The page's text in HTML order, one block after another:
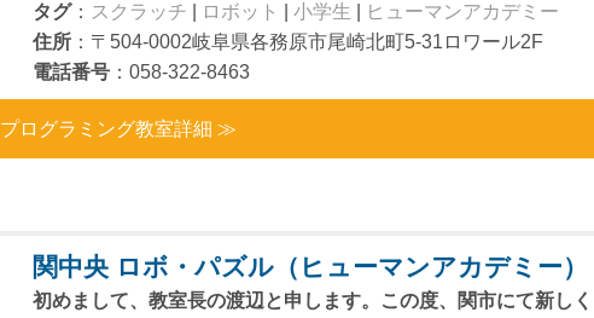
タグ： スクラッチ ロボット 小学生
ヒューマンアカデミー
住所 ：〒504-0002岐阜県各務原市尾崎北町5-31ロワール2F
電話番号 ：058-322-8463
プログラミング教室詳細 ≫
関中央 ロボ・パズル（ヒューマンアカデミー）
初めまして、教室長の渡辺と申します。この度、関市にて新しく